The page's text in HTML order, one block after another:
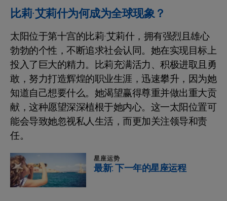
比莉·艾莉什为何成为全球现象？
太阳位于第十宫的比莉·艾莉什，拥有强烈且雄心
勃勃的个性，不断追求社会认同。她在实现目标上
投入了巨大的精力。比莉充满活力、积极进取且勇
敢，努力打造辉煌的职业生涯，迅速攀升，因为她
知道自己想要什么。她渴望赢得尊重并做出重大贡
献，这种愿望深深植根于她内心。这一太阳位置可
能会导致她忽视私人生活，而更加关注领导和责
任。
星座运势
最新: 下一年的星座运程